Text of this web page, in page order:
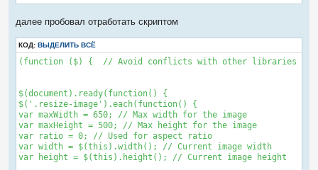
далее пробовал отработать скриптом
КОД: ВЫДЕЛИТЬ ВСЁ
(function ($) {  // Avoid conflicts with other libraries
$(document).ready(function() {
$('.resize-image').each(function() {
var maxWidth = 650; // Max width for the image
var maxHeight = 500; // Max height for the image
var ratio = 0; // Used for aspect ratio
var width = $(this).width(); // Current image width
var height = $(this).height(); // Current image height